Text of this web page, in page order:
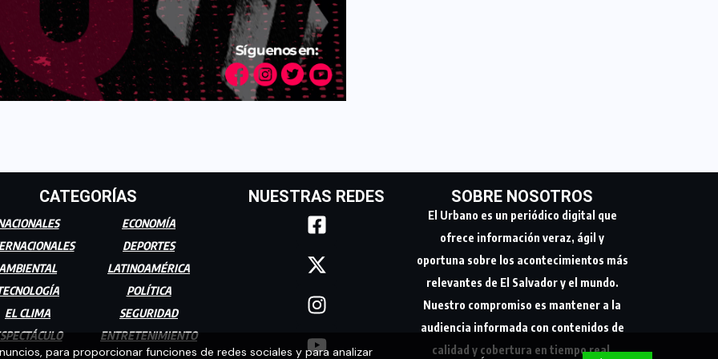
CATEGORÍAS
EL CLIMA
ECONOMÍA
DEPORTES
LATINOAMÉRICA
POLÍTICA
SEGURIDAD
ENTRETENIMIENTO
NUESTRAS REDES SOBRE NOSOTROS
El Urbano es un periódico digital que
ofrece información veraz, ágil y
oportuna sobre los acontecimientos más
relevantes de El Salvador y el mundo.
Nuestro compromiso es mantener a la
audiencia informada con contenidos de
para proporcionar funciones de redes sociales y para analizar